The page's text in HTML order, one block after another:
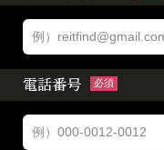
電話番号 必須